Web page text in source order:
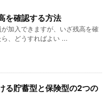
を確認する方法
加入できますが、いざ残高を確
、どうすればよい ...
る貯蓄型と保険型の2つの